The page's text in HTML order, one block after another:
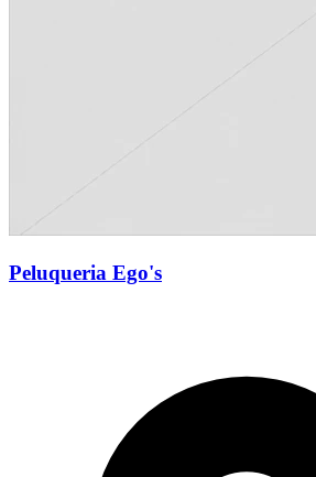
Peluqueria Ego's